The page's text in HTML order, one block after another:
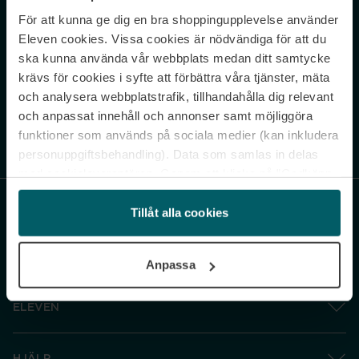
För att kunna ge dig en bra shoppingupplevelse använder
Eleven cookies. Vissa cookies är nödvändiga för att du
ska kunna använda vår webbplats medan ditt samtycke
krävs för cookies i syfte att förbättra våra tjänster, mäta
och analysera webbplatstrafik, tillhandahålla dig relevant
och anpassat innehåll och annonser samt möjliggöra
funktioner som används på sociala medier (kan inkludera
personuppgiftsbehandling). Data som samlas in delas
och gå vidare” accepterar du samtliga cookies medan du
under ”Inställningar” kan anpassa användningen av
cookies. Du kan återkalla ditt samtycke när som helst.
Tillåt alla cookies
Anpassa
Never miss a beat.
Sign up to our newsletter.
Genom att prenumerera accepterar du vår Integritetspolicy. Avprenumerera
ELEVEN